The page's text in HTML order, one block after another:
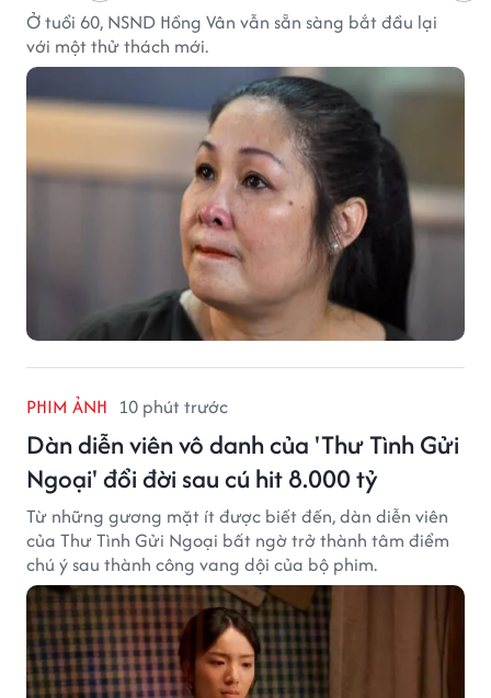
Ở tuổi 60, NSND Hồng Vân vẫn sẵn sàng bắt đầu lại
với một thử thách mới.
PHIM ẢNH 10 phút trước
Dàn diễn viên vô danh của 'Thư Tình Gửi
Ngoại' đổi đời sau cú hit 8.000 tỷ
Từ những gương mặt ít được biết đến, dàn diễn viên
của Thư Tình Gửi Ngoại bất ngờ trở thành tâm điểm
chú ý sau thành công vang dội của bộ phim.